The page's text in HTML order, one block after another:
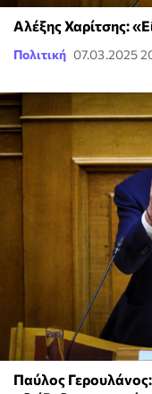
Αλέξης Χαρίτσης:
Πολιτική 07.03.2025
Παύλος